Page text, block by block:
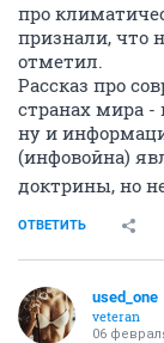
про
признали, что
отметил.
Рассказ про
странах мира -
ну и
(инфовойна)
доктрины, но
ОТВЕТИТЬ
used_one
veteran
06